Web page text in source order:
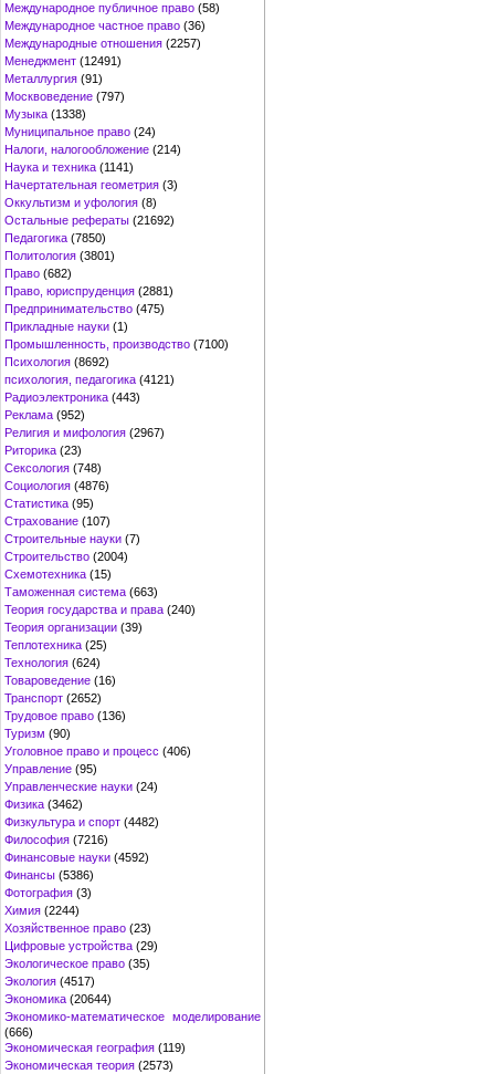
Международное публичное право (58)
Международное частное право (36)
Международные отношения (2257)
Менеджмент (12491)
Металлургия (91)
Москвоведение (797)
Музыка (1338)
Муниципальное право (24)
Налоги, налогообложение (214)
Наука и техника (1141)
Начертательная геометрия (3)
Оккультизм и уфология (8)
Остальные рефераты (21692)
Педагогика (7850)
Политология (3801)
Право (682)
Право, юриспруденция (2881)
Предпринимательство (475)
Прикладные науки (1)
Промышленность, производство (7100)
Психология (8692)
психология, педагогика (4121)
Радиоэлектроника (443)
Реклама (952)
Религия и мифология (2967)
Риторика (23)
Сексология (748)
Социология (4876)
Статистика (95)
Страхование (107)
Строительные науки (7)
Строительство (2004)
Схемотехника (15)
Таможенная система (663)
Теория государства и права (240)
Теория организации (39)
Теплотехника (25)
Технология (624)
Товароведение (16)
Транспорт (2652)
Трудовое право (136)
Туризм (90)
Уголовное право и процесс (406)
Управление (95)
Управленческие науки (24)
Физика (3462)
Физкультура и спорт (4482)
Философия (7216)
Финансовые науки (4592)
Финансы (5386)
Фотография (3)
Химия (2244)
Хозяйственное право (23)
Цифровые устройства (29)
Экологическое право (35)
Экология (4517)
Экономика (20644)
Экономико-математическое моделирование
(666)
Экономическая география (119)
Экономическая теория (2573)